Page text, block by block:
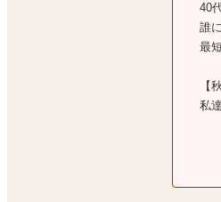
40
誰
最
【
私
秋